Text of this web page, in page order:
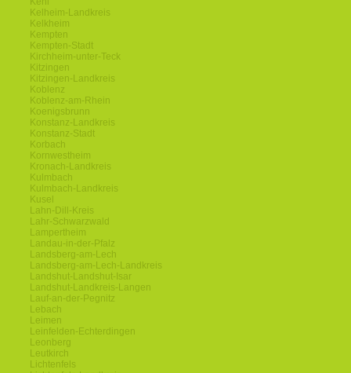
Kelheim-Landkreis
Kelkheim
Kempten
Kempten-Stadt
Kirchheim-unter-Teck
Kitzingen
Kitzingen-Landkreis
Koblenz
Koblenz-am-Rhein
Koenigsbrunn
Konstanz-Landkreis
Konstanz-Stadt
Korbach
Kornwestheim
Kronach-Landkreis
Kulmbach
Kulmbach-Landkreis
Kusel
Lahn-Dill-Kreis
Lahr-Schwarzwald
Lampertheim
Landau-in-der-Pfalz
Landsberg-am-Lech
Landsberg-am-Lech-Landkreis
Landshut-Landshut-Isar
Landshut-Landkreis-Langen
Lauf-an-der-Pegnitz
Lebach
Leimen
Leinfelden-Echterdingen
Leonberg
Leutkirch
Lichtenfels